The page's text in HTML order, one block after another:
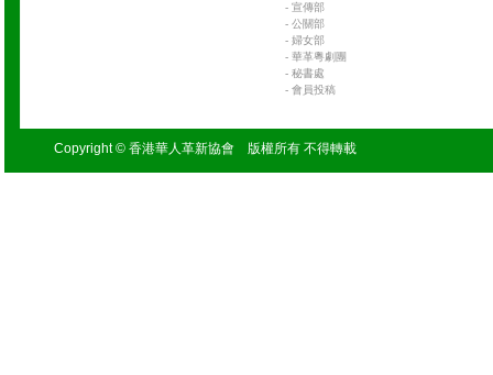
- 宣傳部
- 公關部
- 婦女部
- 華革粵劇團
- 秘書處
- 會員投稿
Copyright © 香港華人革新協會 版權所有 不得轉載